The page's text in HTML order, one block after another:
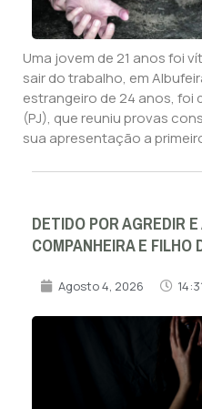
Uma jovem de 21 anos foi
sair do trabalho, em
estrangeiro de 24 anos, foi
(PJ), que reuniu provas
sua apresentação a
DETIDO POR AGREDIR
COMPANHEIRA E FILHO
Agosto 4, 2026